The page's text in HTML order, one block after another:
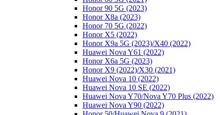
Honor 90 5G (2023)
Honor X8a (2023)
Honor 70 5G (2022)
Honor X5 (2022)
Honor X9a 5G (2023)/Х40 (2022)
Huawei Nova Y61 (2022)
Honor X6a 5G (2023)
Honor X9 (2022)/Х30 (2021)
Huawei Nova 10 (2022)
Huawei Nova 10 SE (2022)
Huawei Nova Y70/Nova Y70 Plus (2022)
Huawei Nova Y90 (2022)